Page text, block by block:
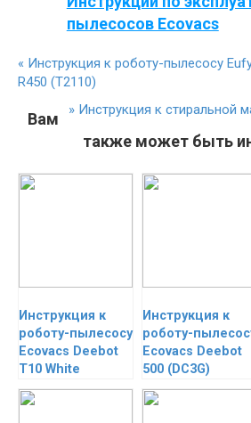
пылесосов Ecovacs
« Инструкция к роботу-пылесосу
R450 (T2110)
» Инструкция к стиральной
Вам
также может быть
Инструкция к
роботу-пылесосу
Ecovacs Deebot
T10 White
Инструкция к
роботу-
Ecovacs Deebot
500 (DC3G)